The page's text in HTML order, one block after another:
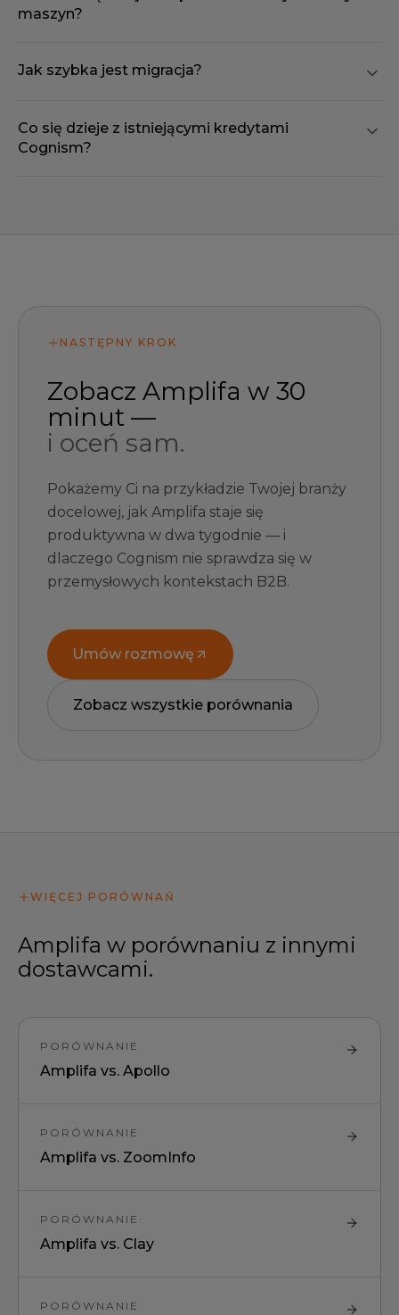
maszyn?
Jak szybka jest migracja?
Co się dzieje z istniejącymi kredytami
Cognism?
NASTĘPNY KROK
Zobacz Amplifa w 30
minut —
i oceń sam.
Pokażemy Ci na przykładzie Twojej branży
docelowej, jak Amplifa staje się
produktywna w dwa tygodnie — i
dlaczego Cognism nie sprawdza się w
przemysłowych kontekstach B2B.
Umów rozmowę
Zobacz wszystkie porównania
WIĘCEJ PORÓWNAŃ
Amplifa w porównaniu z innymi
dostawcami.
PORÓWNANIE
Amplifa vs. Apollo
PORÓWNANIE
Amplifa vs. ZoomInfo
PORÓWNANIE
Amplifa vs. Clay
PORÓWNANIE